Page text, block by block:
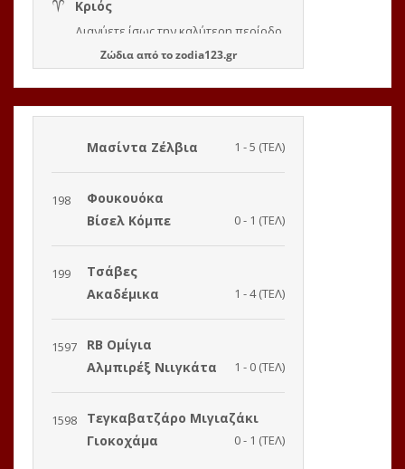
Ζώδιααπό τοzodia123.gr